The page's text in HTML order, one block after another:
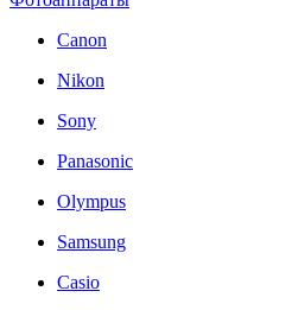
Canon
Nikon
Sony
Panasonic
Olympus
Samsung
Casio